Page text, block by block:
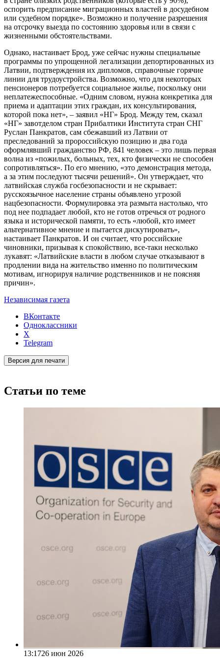
оспорить предписание миграционных властей в досудебном
или судебном порядке». Возможно и получение разрешения
на отсрочку выезда по состоянию здоровья или в связи с
жизненными обстоятельствами.
Однако, настаивает Брод, уже сейчас нужны специальные
программы по упрощенной легализации депортированных из
Латвии, подтверждения их дипломов, справочные горячие
линии для трудоустройства. Возможно, что для некоторых
пенсионеров потребуется социальное жилье, поскольку они
неплатежеспособные. «Одним словом, нужна конкретика для
приема и адаптации этих граждан, их консультирования,
которой пока нет», – заявил «НГ» Брод. Между тем, сказал
«НГ» завотделом стран Прибалтики Института стран СНГ
Руслан Панкратов, сам сбежавший из Латвии от
преследований за пророссийскую позицию и два года
оформлявший гражданство РФ, 841 человек – это лишь первая
волна из «пожилых, больных, тех, кто физически не способен
сопротивляться». По его мнению, «это демонстрация метода,
а за этим последуют тысячи решений». Он утверждает, что
латвийская служба госбезопасности и не скрывает:
русскоязычное население страны объявлено угрозой
нацбезопасности. Формулировка эта размыта настолько, что
под нее подпадает любой, кто не готов отречься от родного
языка и исторической памяти, то есть «любой, кто имеет
альтернативное мнение и пытается дискутировать»,
настаивает Панкратов. И он считает, что российские
чиновники, призывая к спокойствию, все-таки несколько
лукавят: «Латвийские власти в любом случае отказывают в
продлении вида на жительство именно по политическим
мотивам, игнорируя наличие родственников и не поясняя
причин».
Независимая газета
ВКонтакте
Одноклассники
X
Telegram
Версия для печати
Статьи по теме
13:1726 июн 2026